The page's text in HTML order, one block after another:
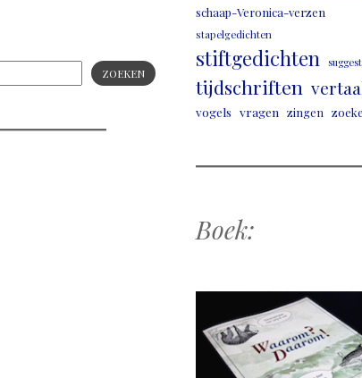
ZOEKEN
schaap-Veronica-verzen
stapelgedichten
stiftgedichten
tijdschriften
vogels vragen zingen
Boek: